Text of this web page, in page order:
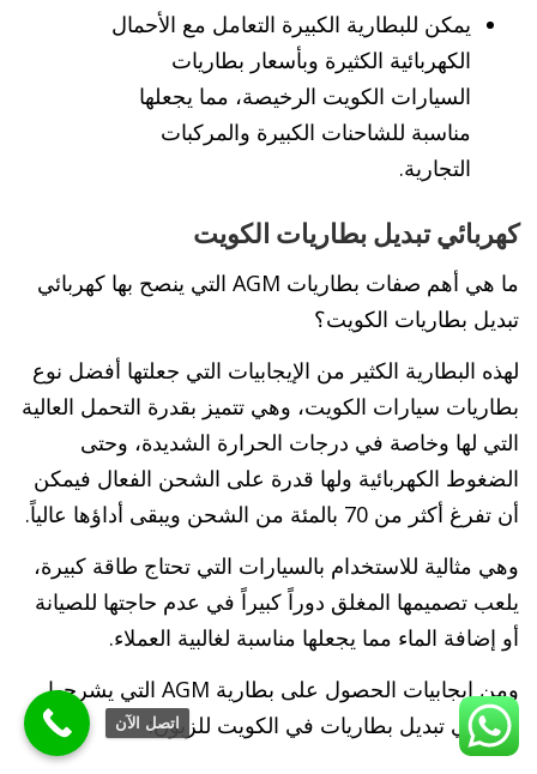
يمكن للبطارية الكبيرة التعامل مع الأحمال
الكهربائية الكثيرة وبأسعار بطاريات
السيارات الكويت الرخيصة، مما يجعلها
مناسبة للشاحنات الكبيرة والمركبات
التجارية.
كهربائي تبديل بطاريات الكويت
ما هي أهم صفات بطاريات AGM التي ينصح بها كهربائي
تبديل بطاريات الكويت؟
لهذه البطارية الكثير من الإيجابيات التي جعلتها أفضل نوع
بطاريات سيارات الكويت، وهي تتميز بقدرة التحمل العالية
التي لها وخاصة في درجات الحرارة الشديدة، وحتى
الضغوط الكهربائية ولها قدرة على الشحن الفعال فيمكن
أن تفرغ أكثر من 70 بالمئة من الشحن ويبقى أداؤها عالياً.
وهي مثالية للاستخدام بالسيارات التي تحتاج طاقة كبيرة،
يلعب تصميمها المغلق دوراً كبيراً في عدم حاجتها للصيانة
أو إضافة الماء مما يجعلها مناسبة لغالبية العملاء.
ومن إيجابيات الحصول على بطارية AGM التي يشرحها
كهربائي تبديل بطاريات في الكويت للزبون:اتصل الآن